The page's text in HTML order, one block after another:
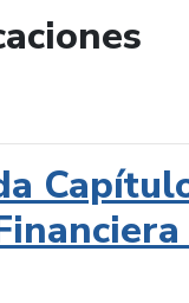
de búsqueda